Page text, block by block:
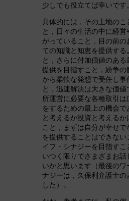
少しでも役立てば幸いです。
具体的には，その土地のこ
と，日々の生活の中に経
がっていること，目の前の
ての知識と知恵を提供する
と，さらに付加価値のあ
提供を目指すこと，紛争の
から柔軟な発想で受任し事
と，迅速解決は大きな価
所運営に必要な各種取引
をするための最上の機会で
と考えるか投資と考えるか
こと，まずは自分が幸せ
を提供することはできない
イフ・シナジーを目指す
いつく限りでさまざまお話
いかと思います（最後のワ
ナジーは，久保利弁護士の
した）。